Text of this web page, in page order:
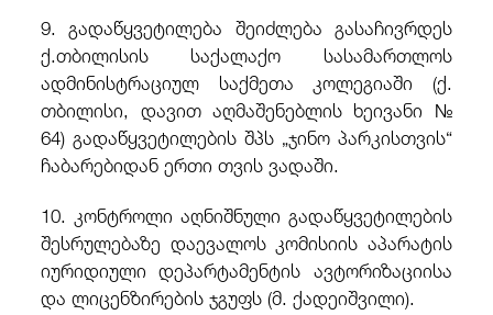
9. გადაწყვეტილება შეიძლება გასაჩივრდეს
ქ.თბილისის საქალაქო სასამართლოს
ადმინისტრაციულ საქმეთა კოლეგიაში (ქ.
თბილისი, დავით აღმაშენებლის ხეივანი №
64) გადაწყვეტილების შპს „ჯინო პარკისთვის“
ჩაბარებიდან ერთი თვის ვადაში.
10. კონტროლი აღნიშნული გადაწყვეტილების
შესრულებაზე დაევალოს კომისიის აპარატის
იურიდიული დეპარტამენტის ავტორიზაციისა
და ლიცენზირების ჯგუფს (მ. ქადეიშვილი).